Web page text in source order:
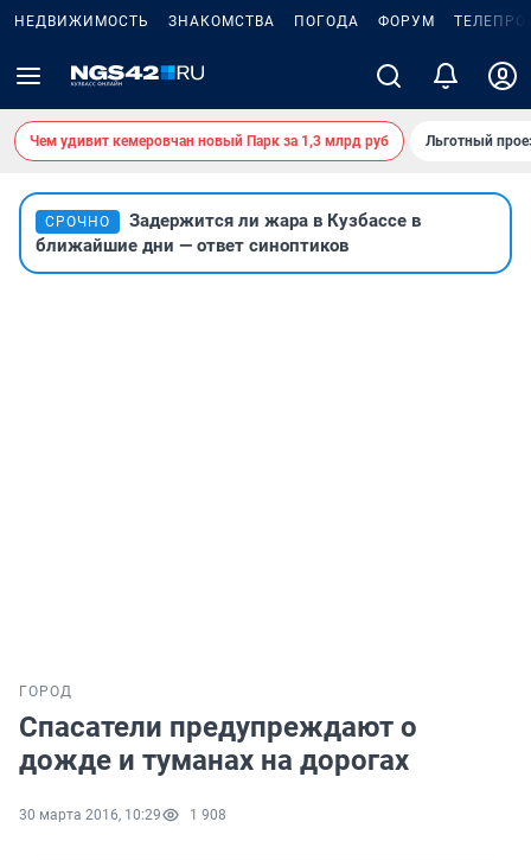
НЕДВИЖИМОСТЬ ЗНАКОМСТВА ПОГОДА ФОРУМ
Чем удивит кемеровчан новый Парк за 1,3 млрд руб Льготный
СРОЧНО
Задержится ли жара в Кузбассе в
ближайшие дни — ответ синоптиков
ГОРОД
Спасатели предупреждают о
дожде и туманах на дорогах
30 марта 2016, 10:29 1 908